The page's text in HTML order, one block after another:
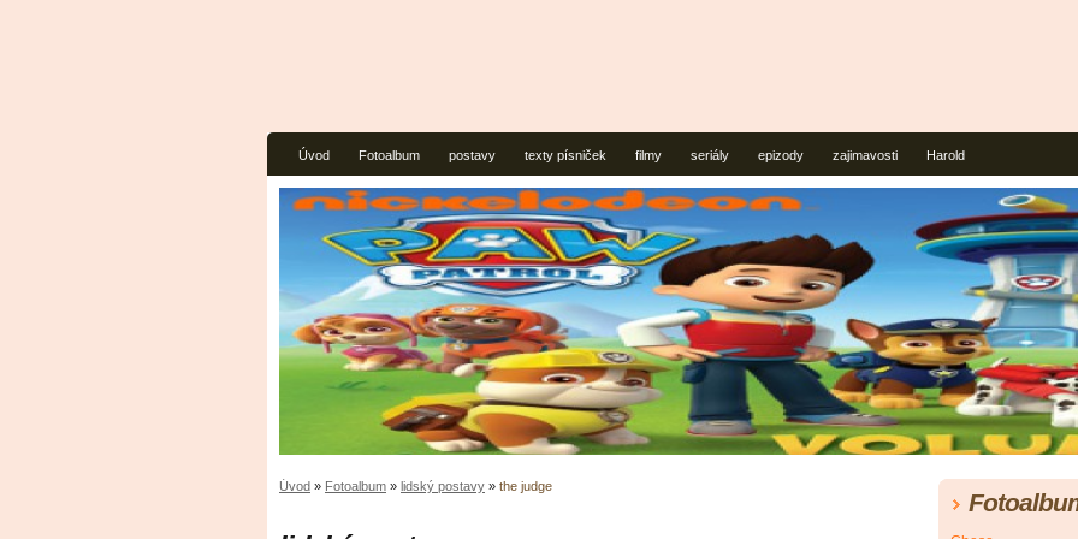
Úvod Fotoalbum postavy texty písniček filmy seriály epizody zajimavosti Harold
Úvod » Fotoalbum » lidský postavy » the judge